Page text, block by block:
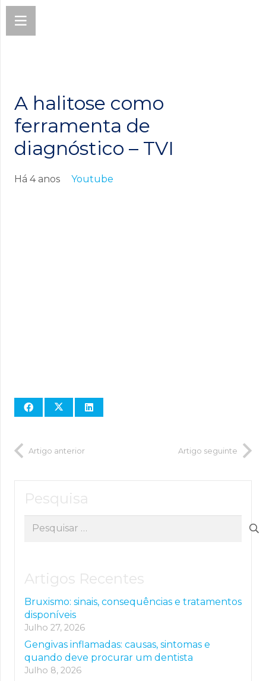
A halitose como
ferramenta de
diagnóstico – TVI
Há 4 anos Youtube
Artigo anterior Artigo seguinte
Pesquisa
Pesquisar
Artigos Recentes
Bruxismo: sinais, consequências e tratamentos
disponíveis
Julho 27, 2026
Gengivas inflamadas: causas, sintomas e
quando deve procurar um dentista
Julho 8, 2026